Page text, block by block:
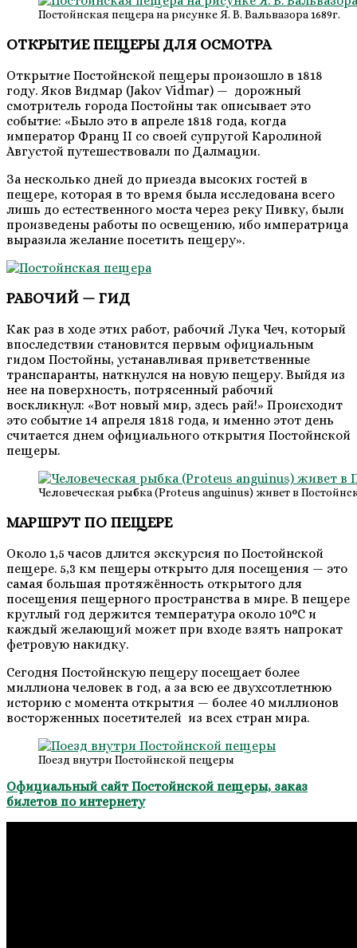
Постойнская пещера на рисунке Я. В. Вальвазора 1689г.
ОТКРЫТИЕ ПЕЩЕРЫ ДЛЯ ОСМОТРА
Открытие Постойнской пещеры произошло в 1818
году. Яков Видмар (Jakov Vidmar) — до­рожный
смотритель города Постойны так описывает это
событие: «Было это в апреле 1818 года, когда
император Франц II со своей супругой Каролиной
Августой путешествовали по Далмации.
За несколько дней до приезда высоких гостей в
пещере, которая в то время была исследована всего
лишь до естественного мо­ста через реку Пивку, были
произведены работы по ос­вещению, ибо императрица
выразила желание посетить пещеру».
РАБОЧИЙ — ГИД
Как раз в ходе этих работ, рабочий Лука Чеч, который
впоследствии становится первым официальным
гидом Постойны, устанавливая приветствен­ные
транспаранты, наткнулся на новую пещеру. Выйдя из
нее на поверхность, потрясенный рабочий
воскликнул: «Вот новый мир, здесь рай!» Происходит
это событие 14 апреля 1818 года, и именно этот день
считается днем официального открытия Постойнской
пещеры.
Человеческая рыбка (Proteus anguinus) живет в
МАРШРУТ ПО ПЕЩЕРЕ
Около 1,5 часов длится экскурсия по Постойнской
пещере. 5,3 км пещеры открыто для посещения — это
самая большая протяжённость открытого для
посещения пещерного пространства в мире. В пещере
круглый год держится температура около 10°С и
каждый желающий может при входе взять напрокат
фетровую накидку.
Сегодня Постойнскую пещеру посещает более
миллиона человек в год, а за всю ее двухсотлетнюю
историю с момента открытия — более 40 миллионов
восторженных посетителей из всех стран мира.
Поезд внутри Постойнской пещеры
Официальный сайт Постойнской пещеры, заказ
билетов по интернету